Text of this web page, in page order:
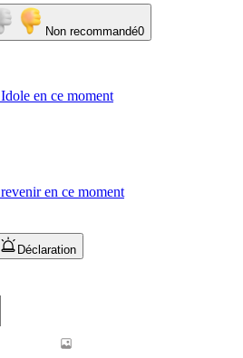
Non recommandé0
Idole en ce moment
reveniren ce moment
Déclaration